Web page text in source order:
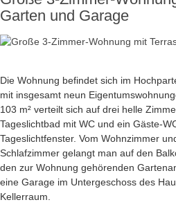
Garten und Garage
Die Wohnung befindet sich im
mit insgesamt neun
103 m² verteilt sich auf drei helle
Tageslichtbad mit WC und ein Gäste-
Tageslichtfenster. Vom Wohnzimmer
Schlafzimmer gelangt man auf den
den zur Wohnung gehörenden
eine Garage im Untergeschoss des
Kellerraum.